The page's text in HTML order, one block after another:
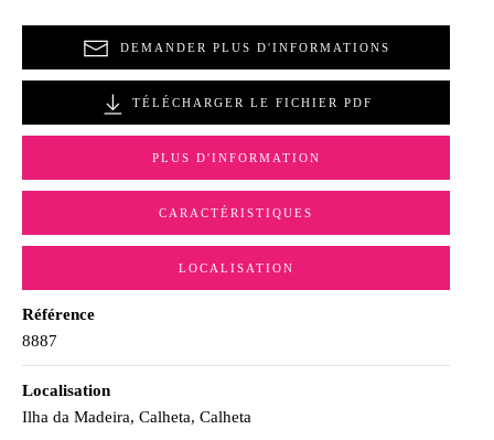
DEMANDER PLUS D'INFORMATIONS
TÉLÉCHARGER LE FICHIER PDF
PLUS D'INFORMATION
CARACTÉRISTIQUES
LOCALISATION
Référence
8887
Localisation
Ilha da Madeira, Calheta, Calheta